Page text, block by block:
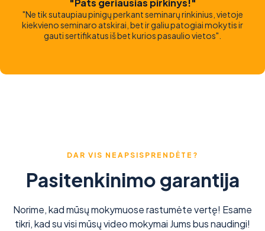
"Pats geriausias pirkinys!"
"Ne tik sutaupiau pinigų perkant seminarų rinkinius, vietoje
kiekvieno seminaro atskirai, bet ir galiu patogiai mokytis ir
gauti sertifikatus iš bet kurios pasaulio vietos".
DAR VIS NEAPSISPRENDĖTE?
Pasitenkinimo garantija
Norime, kad mūsų mokymuose rastumėte vertę! Esame
tikri, kad su visi mūsų video mokymai Jums bus naudingi!